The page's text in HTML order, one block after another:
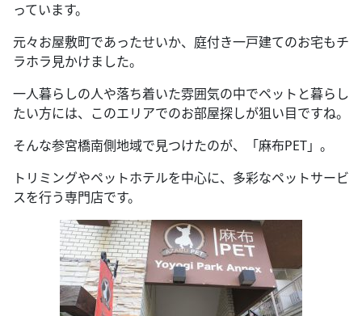
っています。
元々お屋敷町であったせいか、庭付き一戸建てのお宅もチ
ラホラ見かけました。
一人暮らしの人や落ち着いた雰囲気の中でペットと暮らし
たい方には、このエリアでのお部屋探しが狙い目ですね。
そんな参宮橋南側地域で見つけたのが、「麻布PET」。
トリミングやペットホテルを中心に、多彩なペットサービ
スを行う専門店です。